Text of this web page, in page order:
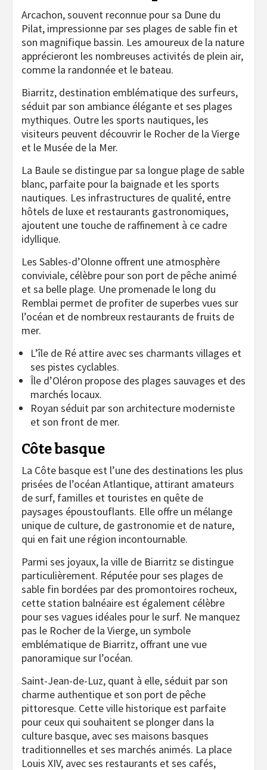
Arcachon, souvent reconnue pour sa Dune du
Pilat, impressionne par ses plages de sable fin et
son magnifique bassin. Les amoureux de la nature
apprécieront les nombreuses activités de plein air,
comme la randonnée et le bateau.
Biarritz, destination emblématique des surfeurs,
séduit par son ambiance élégante et ses plages
mythiques. Outre les sports nautiques, les
visiteurs peuvent découvrir le Rocher de la Vierge
et le Musée de la Mer.
La Baule se distingue par sa longue plage de sable
blanc, parfaite pour la baignade et les sports
nautiques. Les infrastructures de qualité, entre
hôtels de luxe et restaurants gastronomiques,
ajoutent une touche de raffinement à ce cadre
idyllique.
Les Sables-d’Olonne offrent une atmosphère
conviviale, célèbre pour son port de pêche animé
et sa belle plage. Une promenade le long du
Remblai permet de profiter de superbes vues sur
l’océan et de nombreux restaurants de fruits de
mer.
L’île de Ré attire avec ses charmants villages et
ses pistes cyclables.
Île d’Oléron propose des plages sauvages et des
marchés locaux.
Royan séduit par son architecture moderniste
et son front de mer.
Côte basque
La Côte basque est l’une des destinations les plus
prisées de l’océan Atlantique, attirant amateurs
de surf, familles et touristes en quête de
paysages époustouflants. Elle offre un mélange
unique de culture, de gastronomie et de nature,
qui en fait une région incontournable.
Parmi ses joyaux, la ville de Biarritz se distingue
particulièrement. Réputée pour ses plages de
sable fin bordées par des promontoires rocheux,
cette station balnéaire est également célèbre
pour ses vagues idéales pour le surf. Ne manquez
pas le Rocher de la Vierge, un symbole
emblématique de Biarritz, offrant une vue
panoramique sur l’océan.
Saint-Jean-de-Luz, quant à elle, séduit par son
charme authentique et son port de pêche
pittoresque. Cette ville historique est parfaite
pour ceux qui souhaitent se plonger dans la
culture basque, avec ses maisons basques
traditionnelles et ses marchés animés. La place
Louis XIV, avec ses restaurants et ses cafés,